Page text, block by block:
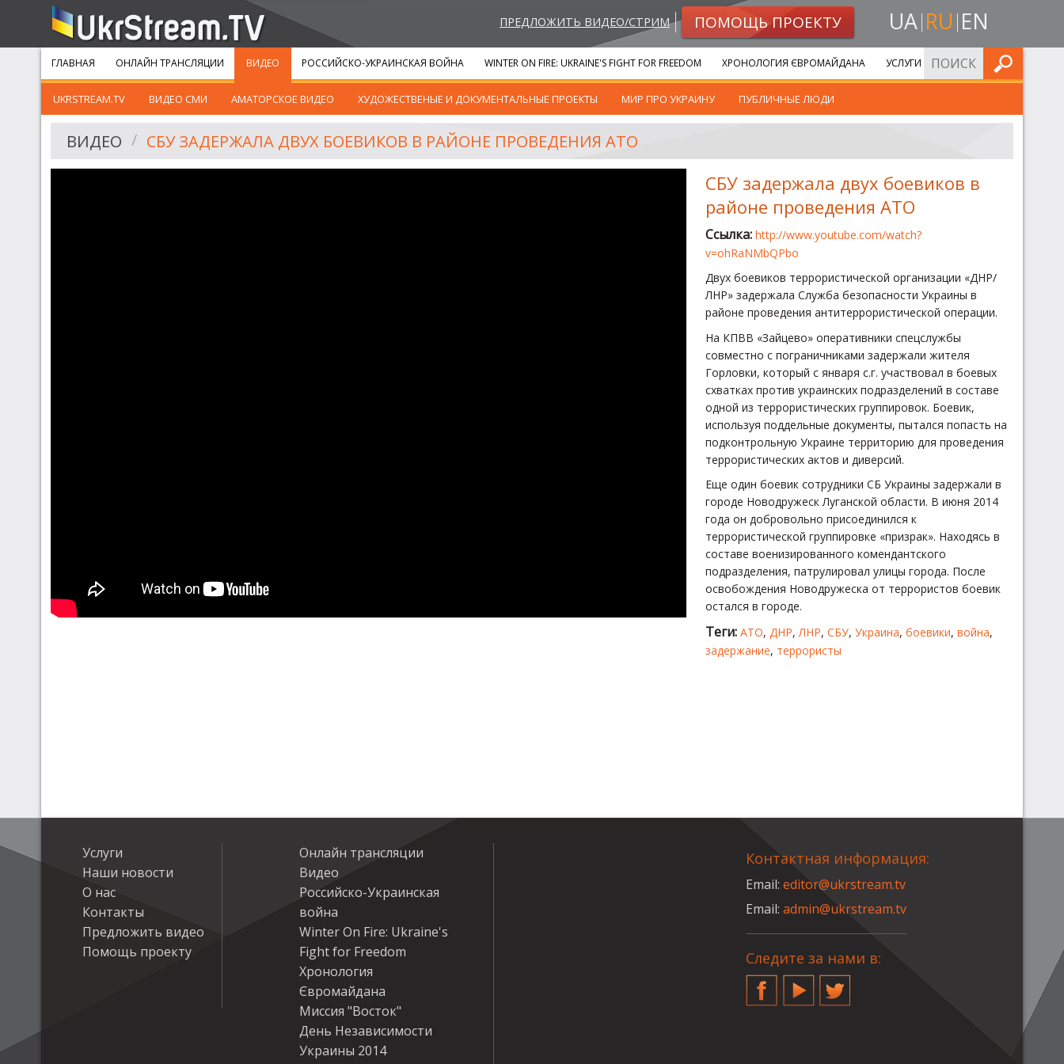
ПРЕДЛОЖИТЬ ВИДЕО/СТРИМ ПОМОЩЬ ПРОЕКТУ UA RU EN
ГЛАВНАЯ ОНЛАЙН ТРАНСЛЯЦИИ ВИДЕО
UKRSTREAM.TV ВИДЕО СМИ АМАТОРСКОЕ ВИДЕО ХУДОЖЕСТВЕНЫЕ И ДОКУМЕНТАЛЬНЫЕ ПРОЕКТЫ МИР ПРО УКРАИНУ ПУБЛИЧНЫЕ ЛЮДИ
РОССИЙСКО-УКРАИНСКАЯ ВОЙНА WINTER ON FIRE: UKRAINE'S FIGHT FOR FREEDOM ХРОНОЛОГИЯ ЄВРОМАЙДАНА УСЛУГИ ИСКАТЬ
ВИДЕО СБУ ЗАДЕРЖАЛА ДВУХ БОЕВИКОВ В РАЙОНЕ ПРОВЕДЕНИЯ АТО
СБУ задержала двух боевиков в
районе проведения АТО
Ссылка: http://www.youtube.com/watch?
v=ohRaNMbQPbo
Двух боевиков террористической организации «ДНР/
ЛНР» задержала Служба безопасности Украины в
районе проведения антитеррористической операции.
На КПВВ «Зайцево» оперативники спецслужбы
совместно с пограничниками задержали жителя
Горловки, который с января с.г. участвовал в боевых
схватках против украинских подразделений в составе
одной из террористических группировок. Боевик,
используя поддельные документы, пытался попасть на
подконтрольную Украине территорию для проведения
террористических актов и диверсий.
Еще один боевик сотрудники СБ Украины задержали в
городе Новодружеск Луганской области. В июня 2014
года он добровольно присоединился к
террористической группировке «призрак». Находясь в
составе военизированного комендантского
подразделения, патрулировал улицы города. После
освобождения Новодружеска от террористов боевик
остался в городе.
Теги: АТО, ДНР,ЛНР, СБУ, Украина, боевики, война,
задержание, террористы
Услуги
Наши новости
О нас
Контакты
Предложить видео
Помощь проекту
Онлайн трансляции
Видео
Российско-Украинская
война
Winter On Fire: Ukraine's
Fight for Freedom
Хронология
Євромайдана
Миссия "Восток"
День Независимости
Украины 2014
Контактная информация:
Email:editor@ukrstream.tv
Email:admin@ukrstream.tv
Следите за нами в:
FacebookYouTubeTwitter